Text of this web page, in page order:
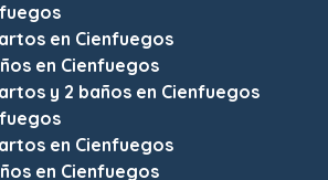
en Cienfuegos
en Cienfuegos
y 2 baños en Cienfuegos
en Cienfuegos
en Cienfuegos